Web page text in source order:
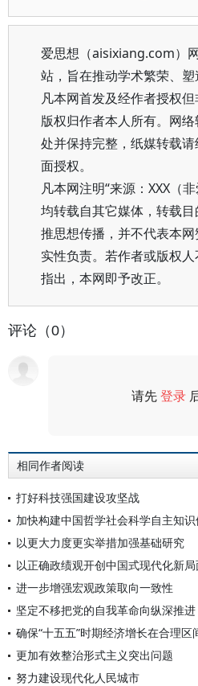
爱思想（aisixiang.com）
站，旨在推动学术繁荣、塑
凡本网首发及经作者授权但
版权归作者本人所有。网
处并保持完整，纸媒转载
面授权。
凡本网注明“来源：XXX（
均转载自其它媒体，转载
推思想传播，并不代表本
实性负责。若作者或版权
指出，本网即予改正。
评论（0）
请先登录
相同作者阅读
打好科技强国建设攻坚战
加快构建中国哲学社会科学自主知
以更大力度更实举措加强基础研究
以正确政绩观开创中国式现代化新
进一步增强宏观政策取向一致性
坚定不移把党的自我革命向纵深推进
确保“十五五”时期经济增长在合理区
更加有效整治形式主义突出问题
努力建设现代化人民城市